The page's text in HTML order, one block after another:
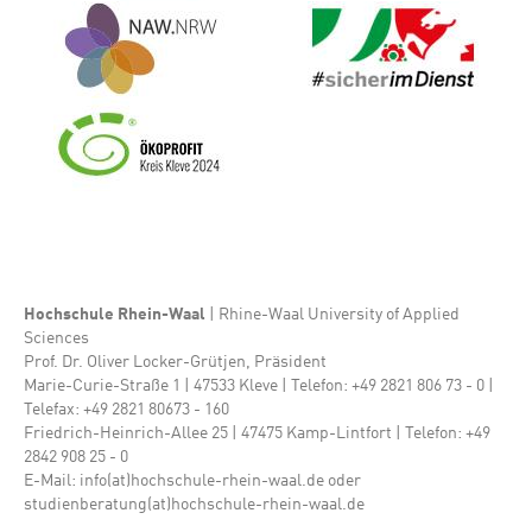
Hochschule Rhein-Waal | Rhine-Waal University of Applied
Sciences
Prof. Dr. Oliver Locker-Grütjen, Präsident
Marie-Curie-Straße 1 | 47533 Kleve | Telefon: +49 2821 806 73 - 0 |
Telefax: +49 2821 80673 - 160
Friedrich-Heinrich-Allee 25 | 47475 Kamp-Lintfort | Telefon: +49
2842 908 25 - 0
E-Mail: info(at)hochschule-rhein-waal.de oder
studienberatung(at)hochschule-rhein-waal.de